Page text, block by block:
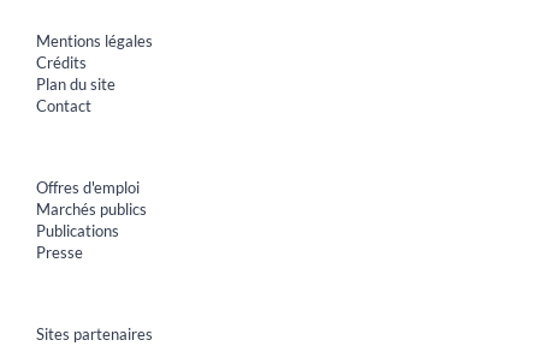
Mentions légales
Crédits
Plan du site
Contact
Offres d'emploi
Marchés publics
Publications
Presse
Sites partenaires